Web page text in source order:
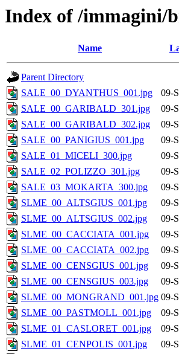
Index of /immagini/
Name
Parent Directory
SALE_00_DYANTHUS_001.jpg
09-
SALE_00_GARIBALD_301.jpg
09-
SALE_00_GARIBALD_302.jpg
09-
SALE_00_PANIGIUS_001.jpg
09-
SALE_01_MICELI_300.jpg
09-
SALE_02_POLIZZO_301.jpg
09-
SALE_03_MOKARTA_300.jpg
09-
SLME_00_ALTSGIUS_001.jpg
09-
SLME_00_ALTSGIUS_002.jpg
09-
SLME_00_CACCIATA_001.jpg
09-
SLME_00_CACCIATA_002.jpg
09-
SLME_00_CENSGIUS_001.jpg
09-
SLME_00_CENSGIUS_003.jpg
09-
SLME_00_MONGRAND_001.jpg 09-
SLME_00_PASTMOLL_001.jpg
09-
SLME_01_CASLORET_001.jpg
09-
SLME_01_CENPOLIS_001.jpg
09-